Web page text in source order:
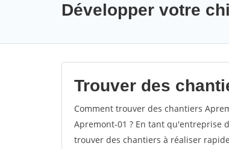
Développer votre
Trouver des
Comment trouver des chantiers
Apremont-01 ? En tant qu'entreprise
trouver des chantiers à réaliser